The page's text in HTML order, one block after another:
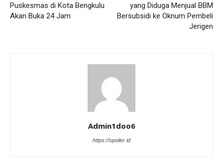
Puskesmas di Kota Bengkulu
Akan Buka 24 Jam
yang Diduga Menjual BBM
Bersubsidi ke Oknum Pembeli
Jerigen
Admin1doo6
https://spoiler.id